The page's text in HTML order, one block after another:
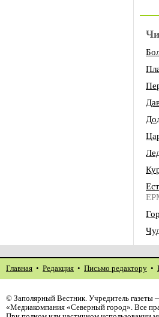
Главная • Редакция • Письмо редактору •
© Заполярный Вестник. Учредитель
«Медиакомпания «Северный город». Все